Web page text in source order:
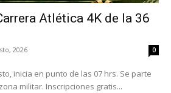
Atlética 4K de la 36
2026 0
en punto de las 07 hrs. Se parte
del 43 aniversario de la zona militar. Inscripciones gratis...